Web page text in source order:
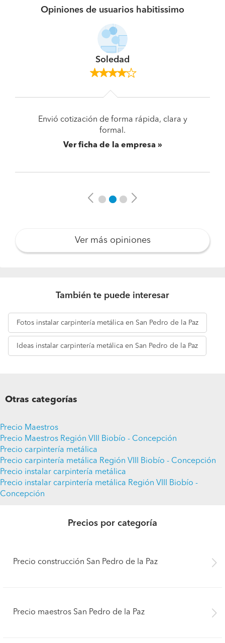
Opiniones de usuarios habitissimo
Soledad
Envió cotización de forma rápida, clara y
formal.
Ver ficha de la empresa
Previous Next
Ver más opiniones
También te puede interesar
Fotos instalar carpintería metálica en San Pedro de la Paz
Ideas instalar carpintería metálica en San Pedro de la Paz
Otras categorías
Precio Maestros
Precio Maestros Región VIII Biobío - Concepción
Precio carpintería metálica
Precio carpintería metálica Región VIII Biobío - Concepción
Precio instalar carpintería metálica
Precio instalar carpintería metálica Región VIII Biobío -
Concepción
Precios por categoría
Precio construcción San Pedro de la Paz
Precio maestros San Pedro de la Paz